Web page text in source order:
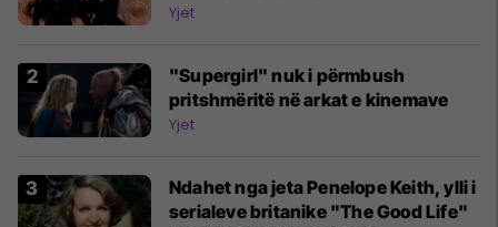
Yjet
"Supergirl" nuk i përmbush
pritshmëritë në arkat e kinemave
Yjet
Ndahet nga jeta Penelope Keith, ylli i
serialeve britanike "The Good Life"